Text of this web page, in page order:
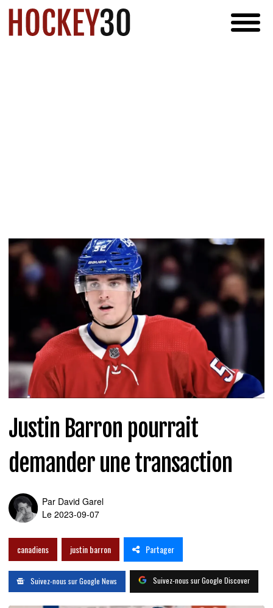
Justin Barron pourrait
demander une transaction
Par David Garel
Le 2023-09-07
canadiens justin barron Partager
Suivez-nous sur Google News Suivez-nous sur Google Discover